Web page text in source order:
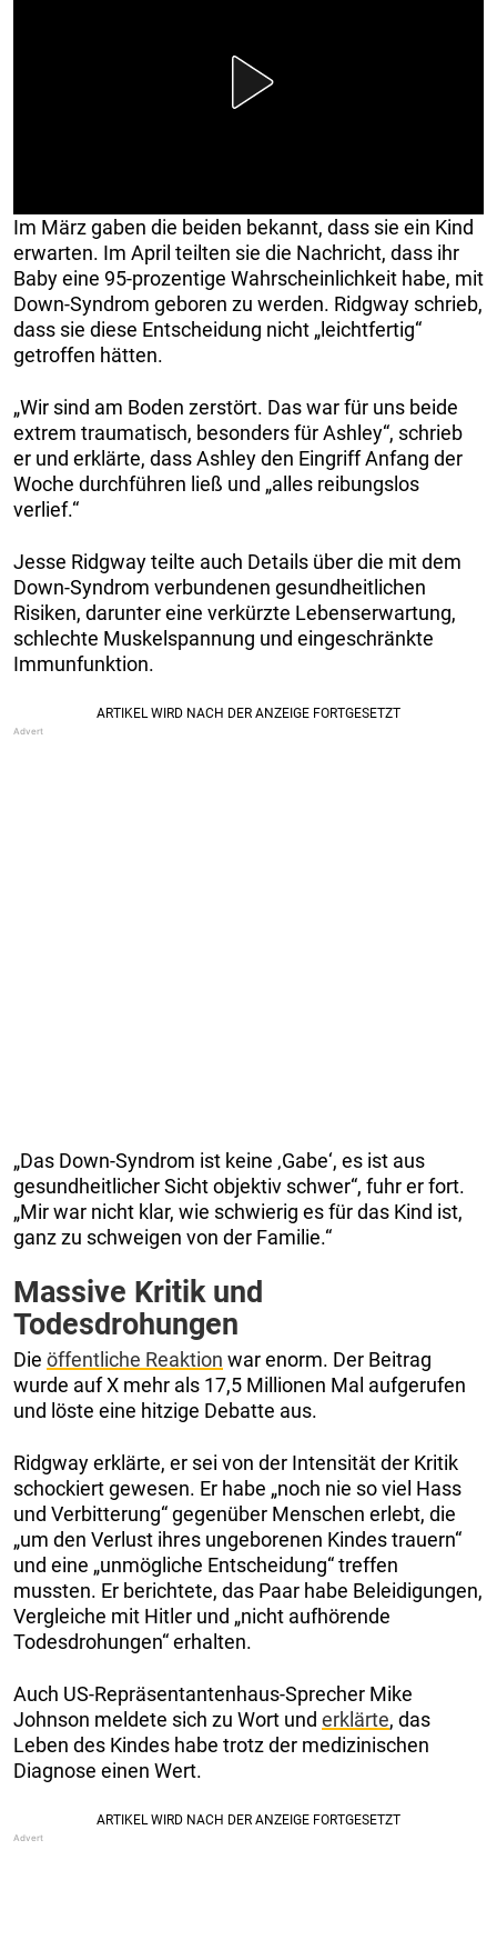
Im März gaben die beiden bekannt, dass sie ein Kind
erwarten. Im April teilten sie die Nachricht, dass ihr
Baby eine 95-prozentige Wahrscheinlichkeit habe, mit
Down-Syndrom geboren zu werden. Ridgway schrieb,
dass sie diese Entscheidung nicht „leichtfertig“
getroffen hätten.
„Wir sind am Boden zerstört. Das war für uns beide
extrem traumatisch, besonders für Ashley“, schrieb
er und erklärte, dass Ashley den Eingriff Anfang der
Woche durchführen ließ und „alles reibungslos
verlief.“
Jesse Ridgway teilte auch Details über die mit dem
Down-Syndrom verbundenen gesundheitlichen
Risiken, darunter eine verkürzte Lebenserwartung,
schlechte Muskelspannung und eingeschränkte
Immunfunktion.
„Das Down-Syndrom ist keine ‚Gabe‘, es ist aus
gesundheitlicher Sicht objektiv schwer“, fuhr er fort.
„Mir war nicht klar, wie schwierig es für das Kind ist,
ganz zu schweigen von der Familie.“
Massive Kritik und
Todesdrohungen
Die öffentliche Reaktion war enorm. Der Beitrag
wurde auf X mehr als 17,5 Millionen Mal aufgerufen
und löste eine hitzige Debatte aus.
Ridgway erklärte, er sei von der Intensität der Kritik
schockiert gewesen. Er habe „noch nie so viel Hass
und Verbitterung“ gegenüber Menschen erlebt, die
„um den Verlust ihres ungeborenen Kindes trauern“
und eine „unmögliche Entscheidung“ treffen
mussten. Er berichtete, das Paar habe Beleidigungen,
Vergleiche mit Hitler und „nicht aufhörende
Todesdrohungen“ erhalten.
Auch US-Repräsentantenhaus-Sprecher Mike
Johnson meldete sich zu Wort und erklärte, das
Leben des Kindes habe trotz der medizinischen
Diagnose einen Wert.